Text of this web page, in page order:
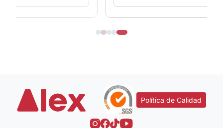
Política de Calidad